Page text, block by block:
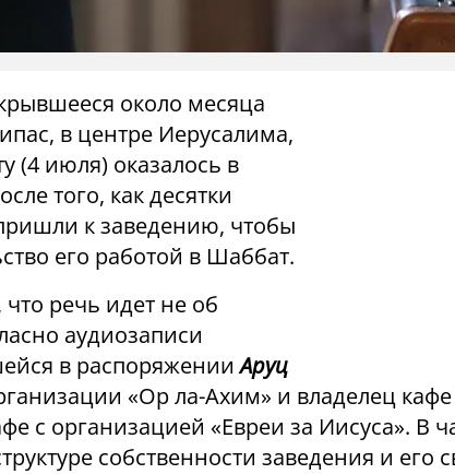
около месяца
в центре Иерусалима,
(4 июля) оказалось в
того, как десятки
к заведению, чтобы
его работой в Шаббат.
речь идет не об
аудиозаписи
в распоряженииAруц
«Ор ла-Ахим» и владелец
с организацией «Евреи за Иисуса». В
собственности заведения и его